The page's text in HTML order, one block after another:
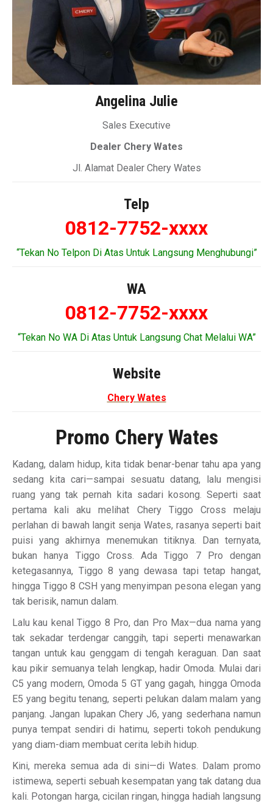
Angelina Julie
Sales Executive
Dealer Chery Wates
Jl. Alamat Dealer Chery Wates
Telp
0812-7752-xxxx
“Tekan No Telpon Di Atas Untuk Langsung Menghubungi”
WA
0812-7752-xxxx
“Tekan No WA Di Atas Untuk Langsung Chat Melalui WA”
Website
Chery Wates
Promo Chery Wates
Kadang, dalam hidup, kita tidak benar-benar tahu apa yang
sedang kita cari—sampai sesuatu datang, lalu mengisi
ruang yang tak pernah kita sadari kosong. Seperti saat
pertama kali aku melihat Chery Tiggo Cross melaju
perlahan di bawah langit senja Wates, rasanya seperti bait
puisi yang akhirnya menemukan titiknya. Dan ternyata,
bukan hanya Tiggo Cross. Ada Tiggo 7 Pro dengan
ketegasannya, Tiggo 8 yang dewasa tapi tetap hangat,
hingga Tiggo 8 CSH yang menyimpan pesona elegan yang
tak berisik, namun dalam.
Lalu kau kenal Tiggo 8 Pro, dan Pro Max—dua nama yang
tak sekadar terdengar canggih, tapi seperti menawarkan
tangan untuk kau genggam di tengah keraguan. Dan saat
kau pikir semuanya telah lengkap, hadir Omoda. Mulai dari
C5 yang modern, Omoda 5 GT yang gagah, hingga Omoda
E5 yang begitu tenang, seperti pelukan dalam malam yang
panjang. Jangan lupakan Chery J6, yang sederhana namun
punya tempat sendiri di hatimu, seperti tokoh pendukung
yang diam-diam membuat cerita lebih hidup.
Kini, mereka semua ada di sini—di Wates. Dalam promo
istimewa, seperti sebuah kesempatan yang tak datang dua
kali. Potongan harga, cicilan ringan, hingga hadiah langsung